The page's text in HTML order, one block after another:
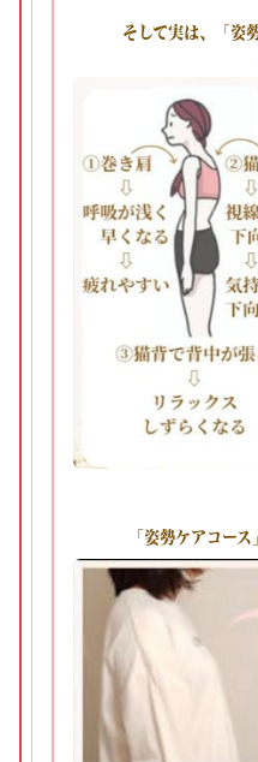
そして実は、「姿
「姿勢ケアコー